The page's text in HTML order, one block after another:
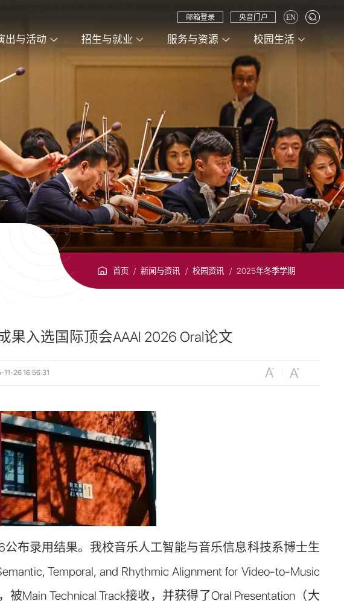
出与活动 招生与就业 服务与资源 校园生活
邮箱登录 央音门户 EN
首页 / 新闻与资讯 / 校园资讯 / 2025年冬季学期
入选国际顶会AAAI 2026 Oral论文
26 16:56:31
布录用结果。我校音乐人工智能与音乐信息科技系博士生
Temporal, and Rhythmic Alignment for Video-to-Music
Main Technical Track接收，并获得了Oral Presentation（大